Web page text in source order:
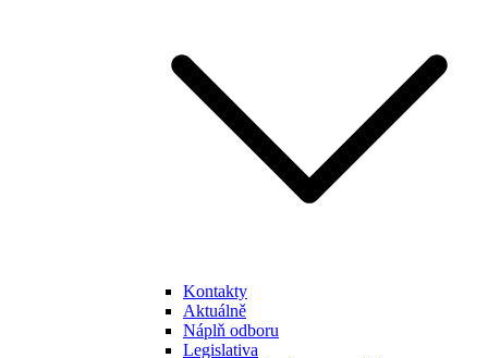
Kontakty
Aktuálně
Náplň odboru
Legislativa